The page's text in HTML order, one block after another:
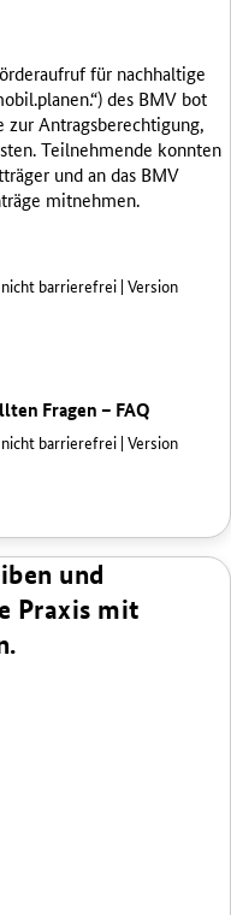
für nachhaltige
des BMV bot
Antragsberechtigung,
Teilnehmende konnten
und an das BMV
mitnehmen.
barrierefrei | Version
Fragen – FAQ
barrierefrei | Version
und
Praxis mit